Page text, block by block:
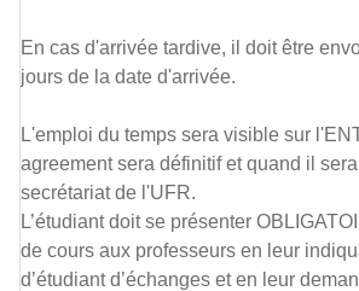
En cas d'arrivée tardive, il doit être
jours de la date d'arrivée.
L'emploi du temps sera visible sur
agreement sera définitif et quand il
secrétariat de l'UFR.
L’étudiant doit se présenter
de cours aux professeurs en leur
d’étudiant d’échanges et en leur